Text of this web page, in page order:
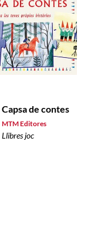
Capsa de contes
MTM Editores
Llibres joc